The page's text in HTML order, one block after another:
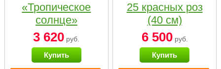
«Тропическое
солнце»
3 620 руб.
Купить
25 красных роз
(40 см)
6 500руб.
Купить